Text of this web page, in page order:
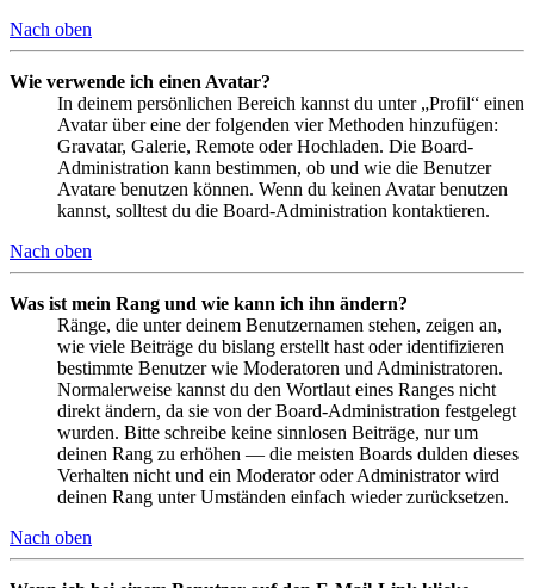
Nach oben
Wie verwende ich einen Avatar?
In deinem persönlichen Bereich kannst du unter „Profil“ einen
Avatar über eine der folgenden vier Methoden hinzufügen:
Gravatar, Galerie, Remote oder Hochladen. Die Board-
Administration kann bestimmen, ob und wie die Benutzer
Avatare benutzen können. Wenn du keinen Avatar benutzen
kannst, solltest du die Board-Administration kontaktieren.
Nach oben
Was ist mein Rang und wie kann ich ihn ändern?
Ränge, die unter deinem Benutzernamen stehen, zeigen an,
wie viele Beiträge du bislang erstellt hast oder identifizieren
bestimmte Benutzer wie Moderatoren und Administratoren.
Normalerweise kannst du den Wortlaut eines Ranges nicht
direkt ändern, da sie von der Board-Administration festgelegt
wurden. Bitte schreibe keine sinnlosen Beiträge, nur um
deinen Rang zu erhöhen — die meisten Boards dulden dieses
Verhalten nicht und ein Moderator oder Administrator wird
deinen Rang unter Umständen einfach wieder zurücksetzen.
Nach oben